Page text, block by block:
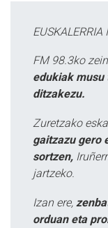
EUSKALERRIA
FM 98.3ko
edukiak musu
ditzakezu.
Zuretzako
gaitzazu gero
sortzen,
jartzeko.
Izan ere,
orduan eta